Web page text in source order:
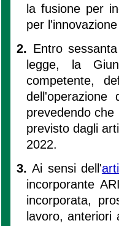
la fusione per
per
2. Entro
legge, la
competente,
prevedendo
previsto dagli
2022.
3.Ai sensi dell'
incorporante
incorporata,
lavoro,